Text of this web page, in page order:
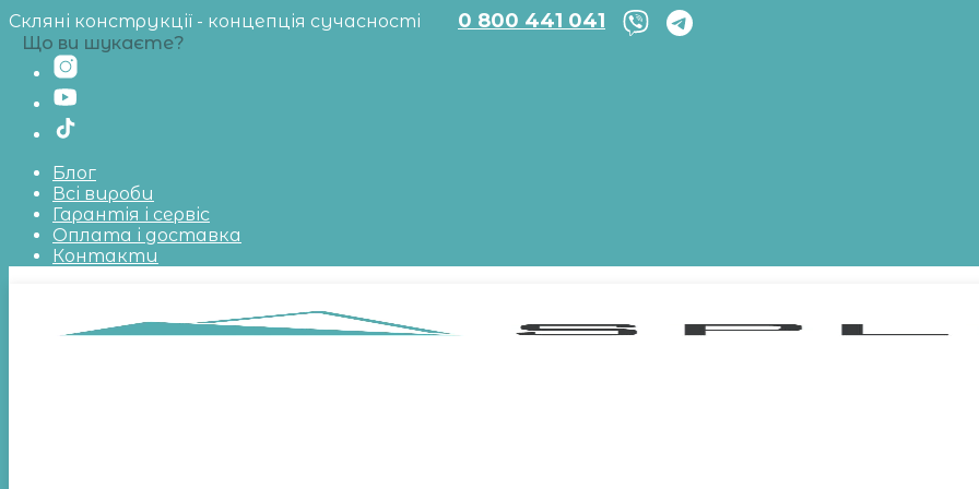
Скляні конструкції - концепція сучасності 0 800 441 041
Блог
Всі вироби
Гарантія і сервіс
Оплата і доставка
Контакти
Що ви шукаєте?